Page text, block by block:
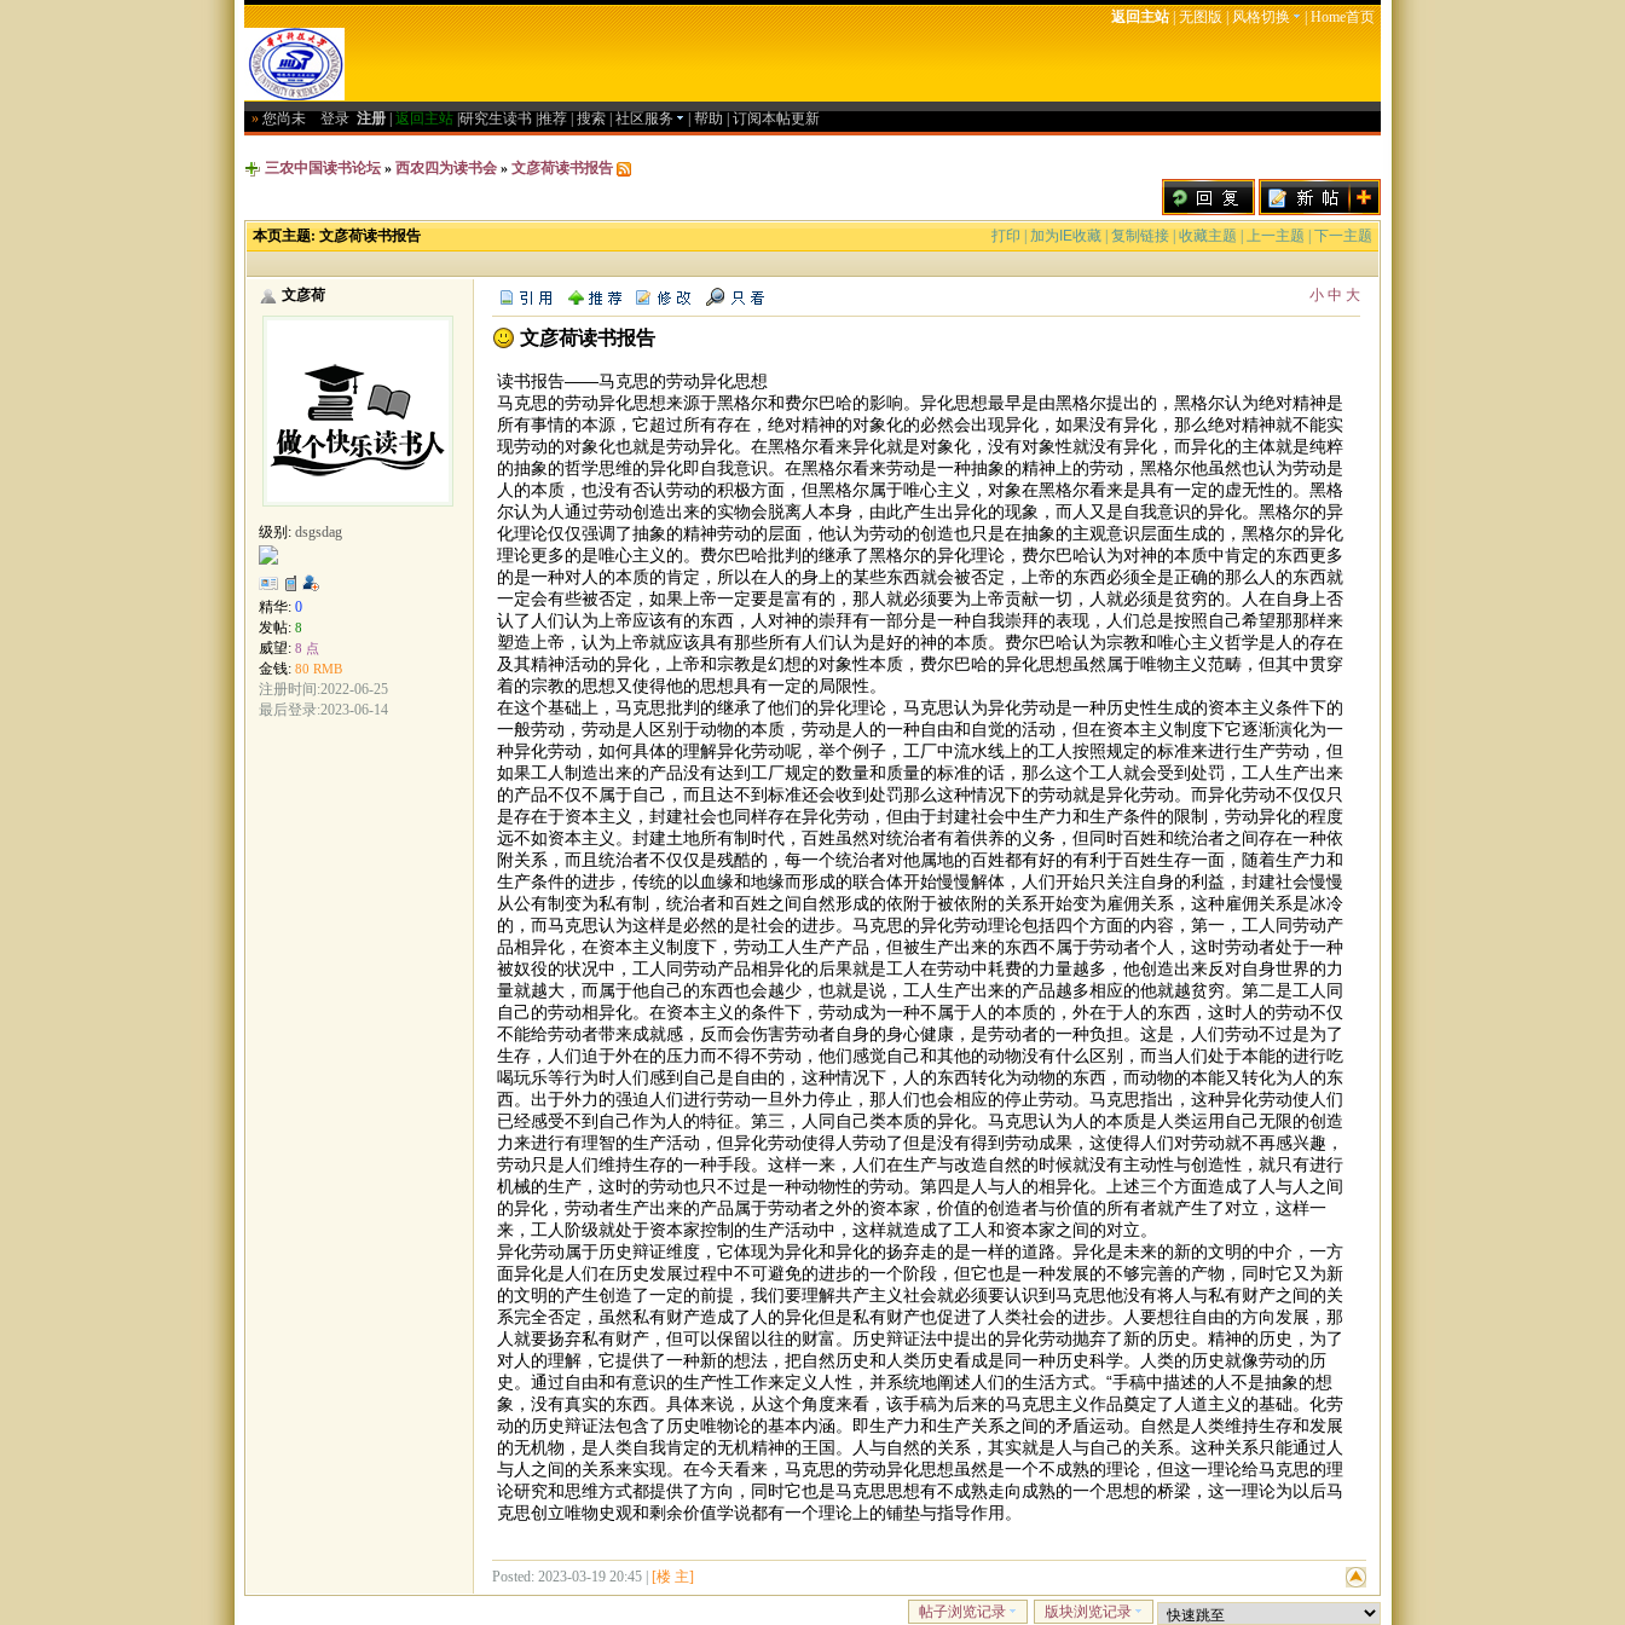
返回主站|无图版|风格切换 |Home首页
» 您尚未 登录 注册 返回主站 研究生读书 推荐 搜索 社区服务 帮助 订阅本帖更新
三农中国读书论坛 » 西农四为读书会 » 文彦荷读书报告
本页主题: 文彦荷读书报告 打印 | 加为IE收藏 |复制链接 |收藏主题 | 上一主题 |下一主题
文彦荷
级别: dsgsdag
精华: 0
发帖: 8
威望: 8 点
金钱: 80 RMB
注册时间:2022-06-25
最后登录:2023-06-14
小 中 大
文彦荷读书报告
读书报告——马克思的劳动异化思想
马克思的劳动异化思想来源于黑格尔和费尔巴哈的影响。异化思想最早是由黑格尔提出的，黑格尔认为绝对精神是
所有事情的本源，它超过所有存在，绝对精神的对象化的必然会出现异化，如果没有异化，那么绝对精神就不能实
现劳动的对象化也就是劳动异化。在黑格尔看来异化就是对象化，没有对象性就没有异化，而异化的主体就是纯粹
的抽象的哲学思维的异化即自我意识。在黑格尔看来劳动是一种抽象的精神上的劳动，黑格尔他虽然也认为劳动是
人的本质，也没有否认劳动的积极方面，但黑格尔属于唯心主义，对象在黑格尔看来是具有一定的虚无性的。黑格
尔认为人通过劳动创造出来的实物会脱离人本身，由此产生出异化的现象，而人又是自我意识的异化。黑格尔的异
化理论仅仅强调了抽象的精神劳动的层面，他认为劳动的创造也只是在抽象的主观意识层面生成的，黑格尔的异化
理论更多的是唯心主义的。费尔巴哈批判的继承了黑格尔的异化理论，费尔巴哈认为对神的本质中肯定的东西更多
的是一种对人的本质的肯定，所以在人的身上的某些东西就会被否定，上帝的东西必须全是正确的那么人的东西就
一定会有些被否定，如果上帝一定要是富有的，那人就必须要为上帝贡献一切，人就必须是贫穷的。人在自身上否
认了人们认为上帝应该有的东西，人对神的崇拜有一部分是一种自我崇拜的表现，人们总是按照自己希望那那样来
塑造上帝，认为上帝就应该具有那些所有人们认为是好的神的本质。费尔巴哈认为宗教和唯心主义哲学是人的存在
及其精神活动的异化，上帝和宗教是幻想的对象性本质，费尔巴哈的异化思想虽然属于唯物主义范畴，但其中贯穿
着的宗教的思想又使得他的思想具有一定的局限性。
在这个基础上，马克思批判的继承了他们的异化理论，马克思认为异化劳动是一种历史性生成的资本主义条件下的
一般劳动，劳动是人区别于动物的本质，劳动是人的一种自由和自觉的活动，但在资本主义制度下它逐渐演化为一
种异化劳动，如何具体的理解异化劳动呢，举个例子，工厂中流水线上的工人按照规定的标准来进行生产劳动，但
如果工人制造出来的产品没有达到工厂规定的数量和质量的标准的话，那么这个工人就会受到处罚，工人生产出来
的产品不仅不属于自己，而且达不到标准还会收到处罚那么这种情况下的劳动就是异化劳动。而异化劳动不仅仅只
是存在于资本主义，封建社会也同样存在异化劳动，但由于封建社会中生产力和生产条件的限制，劳动异化的程度
远不如资本主义。封建土地所有制时代，百姓虽然对统治者有着供养的义务，但同时百姓和统治者之间存在一种依
附关系，而且统治者不仅仅是残酷的，每一个统治者对他属地的百姓都有好的有利于百姓生存一面，随着生产力和
生产条件的进步，传统的以血缘和地缘而形成的联合体开始慢慢解体，人们开始只关注自身的利益，封建社会慢慢
从公有制变为私有制，统治者和百姓之间自然形成的依附于被依附的关系开始变为雇佣关系，这种雇佣关系是冰冷
的，而马克思认为这样是必然的是社会的进步。马克思的异化劳动理论包括四个方面的内容，第一，工人同劳动产
品相异化，在资本主义制度下，劳动工人生产产品，但被生产出来的东西不属于劳动者个人，这时劳动者处于一种
被奴役的状况中，工人同劳动产品相异化的后果就是工人在劳动中耗费的力量越多，他创造出来反对自身世界的力
量就越大，而属于他自己的东西也会越少，也就是说，工人生产出来的产品越多相应的他就越贫穷。第二是工人同
自己的劳动相异化。在资本主义的条件下，劳动成为一种不属于人的本质的，外在于人的东西，这时人的劳动不仅
不能给劳动者带来成就感，反而会伤害劳动者自身的身心健康，是劳动者的一种负担。这是，人们劳动不过是为了
生存，人们迫于外在的压力而不得不劳动，他们感觉自己和其他的动物没有什么区别，而当人们处于本能的进行吃
喝玩乐等行为时人们感到自己是自由的，这种情况下，人的东西转化为动物的东西，而动物的本能又转化为人的东
西。出于外力的强迫人们进行劳动一旦外力停止，那人们也会相应的停止劳动。马克思指出，这种异化劳动使人们
已经感受不到自己作为人的特征。第三，人同自己类本质的异化。马克思认为人的本质是人类运用自己无限的创造
力来进行有理智的生产活动，但异化劳动使得人劳动了但是没有得到劳动成果，这使得人们对劳动就不再感兴趣，
劳动只是人们维持生存的一种手段。这样一来，人们在生产与改造自然的时候就没有主动性与创造性，就只有进行
机械的生产，这时的劳动也只不过是一种动物性的劳动。第四是人与人的相异化。上述三个方面造成了人与人之间
的异化，劳动者生产出来的产品属于劳动者之外的资本家，价值的创造者与价值的所有者就产生了对立，这样一
来，工人阶级就处于资本家控制的生产活动中，这样就造成了工人和资本家之间的对立。
异化劳动属于历史辩证维度，它体现为异化和异化的扬弃走的是一样的道路。异化是未来的新的文明的中介，一方
面异化是人们在历史发展过程中不可避免的进步的一个阶段，但它也是一种发展的不够完善的产物，同时它又为新
的文明的产生创造了一定的前提，我们要理解共产主义社会就必须要认识到马克思他没有将人与私有财产之间的关
系完全否定，虽然私有财产造成了人的异化但是私有财产也促进了人类社会的进步。人要想往自由的方向发展，那
人就要扬弃私有财产，但可以保留以往的财富。历史辩证法中提出的异化劳动抛弃了新的历史。精神的历史，为了
对人的理解，它提供了一种新的想法，把自然历史和人类历史看成是同一种历史科学。人类的历史就像劳动的历
史。通过自由和有意识的生产性工作来定义人性，并系统地阐述人们的生活方式。“手稿中描述的人不是抽象的想
象，没有真实的东西。具体来说，从这个角度来看，该手稿为后来的马克思主义作品奠定了人道主义的基础。化劳
动的历史辩证法包含了历史唯物论的基本内涵。即生产力和生产关系之间的矛盾运动。自然是人类维持生存和发展
的无机物，是人类自我肯定的无机精神的王国。人与自然的关系，其实就是人与自己的关系。这种关系只能通过人
与人之间的关系来实现。在今天看来，马克思的劳动异化思想虽然是一个不成熟的理论，但这一理论给马克思的理
论研究和思维方式都提供了方向，同时它也是马克思思想有不成熟走向成熟的一个思想的桥梁，这一理论为以后马
克思创立唯物史观和剩余价值学说都有一个理论上的铺垫与指导作用。
Posted: 2023-03-19 20:45 | [楼 主]
帖子浏览记录 版块浏览记录